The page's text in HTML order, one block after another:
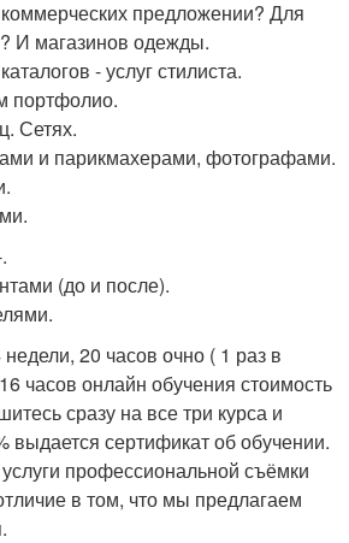
предложении? Для
И магазинов одежды.
- услуг стилиста.
портфолио.
Сетях.
и парикмахерами, фотографами.
(до и после).
20 часов очно ( 1 раз в
часов онлайн обучения стоимость
сразу на все три курса и
выдается сертификат об обучении.
профессиональной съёмки
в том, что мы предлагаем